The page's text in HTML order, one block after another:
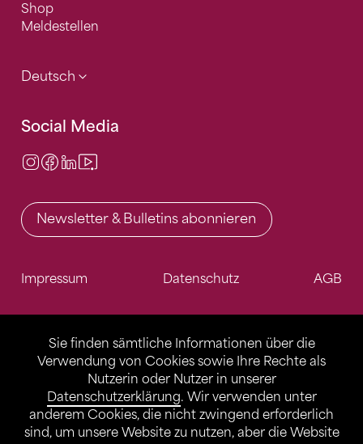
Sie finden sämtliche Informationen über die
Verwendung von Cookies sowie Ihre Rechte als
Nutzerin oder Nutzer in unserer
Datenschutzerklärung. Wir verwenden unter
anderem Cookies, die nicht zwingend erforderlich
sind, um unsere Website zu nutzen, aber die Website
Shop
Meldestellen
Deutsch
Social Media
Instagram
Facebook
LinkedIn
Newsletter & Bulletins abonnieren
Impressum Datenschutz AGB